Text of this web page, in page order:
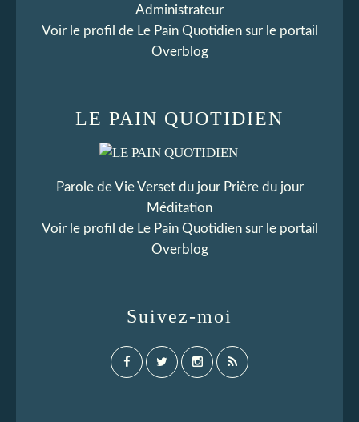
LE PAIN QUOTIDIEN
Parole de Vie Verset du jour Prière du jour
Méditation
Voir le profil de Le Pain Quotidiensur le portail
Overblog
Suivez-moi
Administrateur
Voir le profil de Le Pain Quotidiensur le portail
Overblog